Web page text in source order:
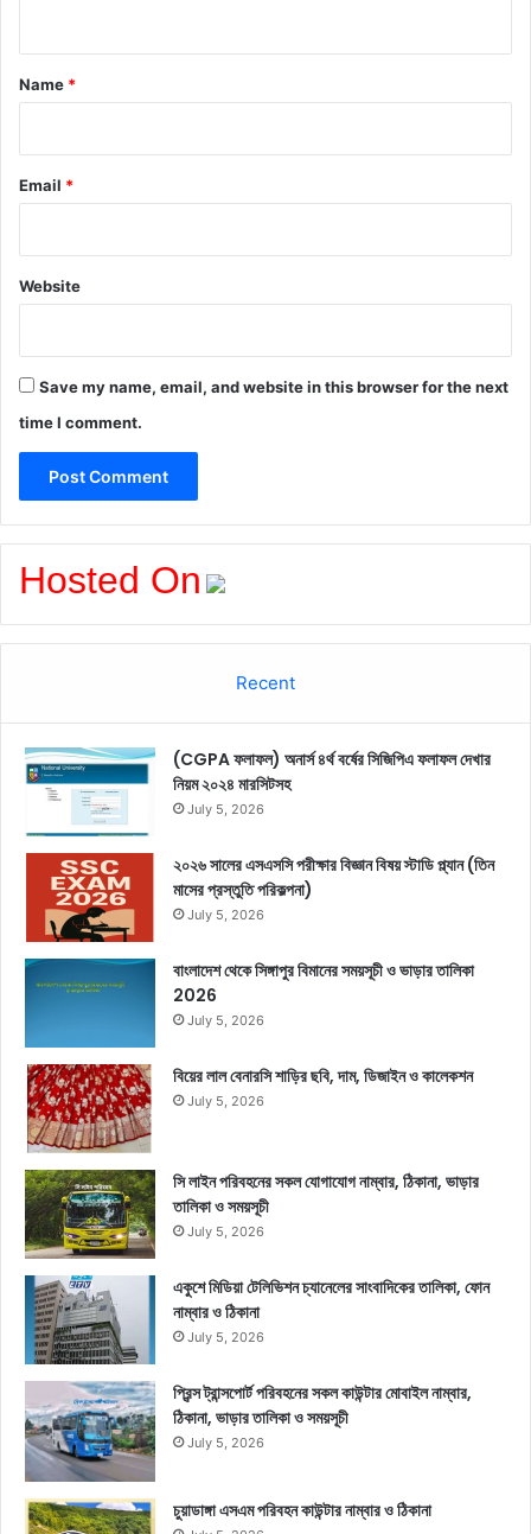
*
Name *
Email *
Website
Save my name, email, and website in this browser for the next
time I comment.
Hosted On
Recent
(CGPA ফলাফল) অনার্স ৪র্থ বর্ষের সিজিপিএ ফলাফল দেখার
নিয়ম ২০২৪ মারসিটসহ
July 5, 2026
২০২৬ সালের এসএসসি পরীক্ষার বিজ্ঞান বিষয় স্টাডি প্ল্যান (তিন
মাসের প্রস্তুতি পরিকল্পনা)
July 5, 2026
বাংলাদেশ থেকে সিঙ্গাপুর বিমানের সময়সূচী ও ভাড়ার তালিকা
2026
July 5, 2026
বিয়ের লাল বেনারসি শাড়ির ছবি, দাম, ডিজাইন ও কালেকশন
July 5, 2026
সি লাইন পরিবহনের সকল যোগাযোগ নাম্বার, ঠিকানা, ভাড়ার
তালিকা ও সময়সূচী
July 5, 2026
একুশে মিডিয়া টেলিভিশন চ্যানেলের সাংবাদিকের তালিকা, ফোন
নাম্বার ও ঠিকানা
July 5, 2026
প্রিন্স ট্রান্সপোর্ট পরিবহনের সকল কাউন্টার মোবাইল নাম্বার,
ঠিকানা, ভাড়ার তালিকা ও সময়সূচী
July 5, 2026
চুয়াডাঙ্গা এসএম পরিবহন কাউন্টার নাম্বার ও ঠিকানা